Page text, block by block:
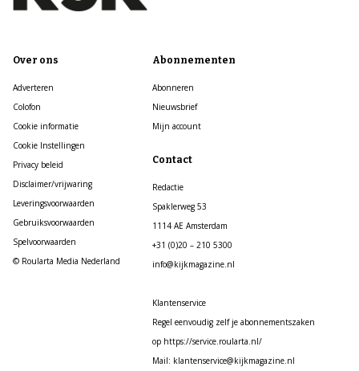
Over ons
Adverteren
Colofon
Cookie informatie
Cookie Instellingen
Privacy beleid
Disclaimer/vrijwaring
Leveringsvoorwaarden
Gebruiksvoorwaarden
Spelvoorwaarden
© Roularta Media Nederland
Abonnementen
Abonneren
Nieuwsbrief
Mijn account
Contact
Redactie
Spaklerweg 53
1114 AE Amsterdam
+31 (0)20 – 210 5300
info@kijkmagazine.nl
Klantenservice
Regel eenvoudig zelf je abonnementszaken
op https://service.roularta.nl/
Mail: klantenservice@kijkmagazine.nl